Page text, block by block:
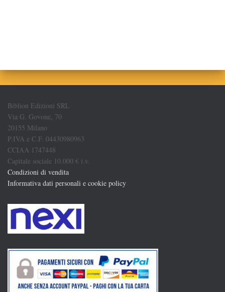
Biblion Edizioni SRL
Via G. Govone, 70
20155 Milano
P.IVA e C.F. 04430980963
CCIAA 1747448
Capitale sociale 10.000 € i.v.
Condizioni di vendita
Informativa dati personali e cookie policy